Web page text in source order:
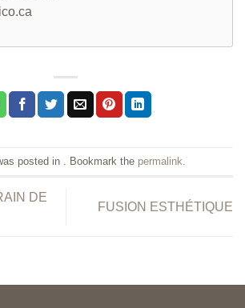
posted in . Bookmark the permalink
DE
FUSION ESTHÉTIQUE